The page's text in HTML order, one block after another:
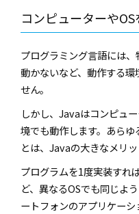
コンピューターや
プログラミング言語には
動かないなど、動作する
せん。
しかし、Javaはコンピュ
境でも動作します。あら
とは、Javaの大きなメリッ
プログラムを1度実装す
ど、異なるOSでも同じよ
ートフォンのアプリケー